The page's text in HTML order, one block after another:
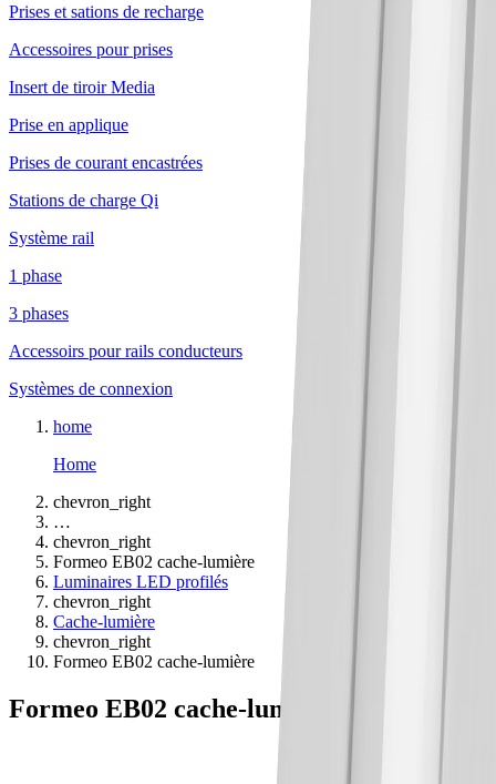
Prises et sations de recharge
Accessoires pour prises
Insert de tiroir Media
Prise en applique
Prises de courant encastrées
Stations de charge Qi
Système rail
1 phase
3 phases
Accessoirs pour rails conducteurs
Systèmes de connexion
home
Home
chevron_right
…
chevron_right
Formeo EB02 cache-lumière
Luminaires LED profilés
chevron_right
Cache-lumière
chevron_right
Formeo EB02 cache-lumière
Formeo EB02 cache-lumière